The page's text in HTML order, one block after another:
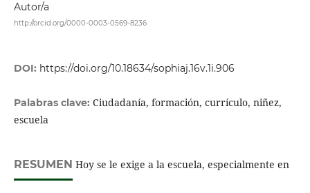
Autor/a
http://orcid.org/0000-0003-0569-8236
DOI: https://doi.org/10.18634/sophiaj.16v.1i.906
Palabras clave: Ciudadanía, formación, currículo, niñez,
escuela
RESUMEN Hoy se le exige a la escuela, especialmente en